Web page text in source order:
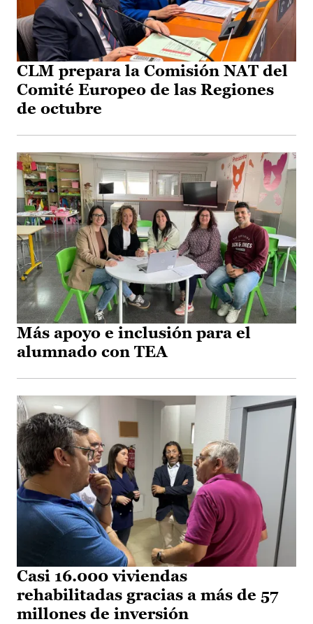
CLM prepara la Comisión NAT del
Comité Europeo de las Regiones
de octubre
Más apoyo e inclusión para el
alumnado con TEA
Casi 16.000 viviendas
rehabilitadas gracias a más de 57
millones de inversión